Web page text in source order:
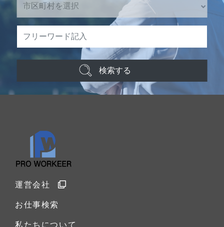
検索する
運営会社
お仕事検索
私たちについて